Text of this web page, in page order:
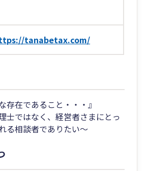
tanabetax.com/
存在であること・・・』
士ではなく、経営者さまにとっ
る相談者でありたい～